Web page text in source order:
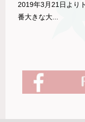
2019年3月21日より
番大きな大...